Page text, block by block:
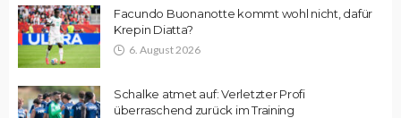
Facundo Buonanotte kommt wohl nicht, dafür
Krepin Diatta?
6. August 2026
Schalke atmet auf: Verletzter Profi
überraschend zurück im Training